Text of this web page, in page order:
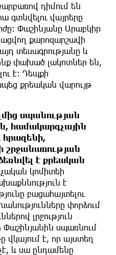
դիմում են
գտնվելու վայրերը
Փաշինյանը Արաբկիր
քարոզարշավի
տեսագրությանը և
փախած լակոտներ են,
է։ Դեպքի
քրեական վարույթ
սպանության
համակարգչային
շրջանառության
է քրեական
կոմիտեի
է
բացահայտելու
փորձում
լրջություն
Փաշինյանին սպառնում
վկայում է, որ այստեղ
և սա ընդամենը